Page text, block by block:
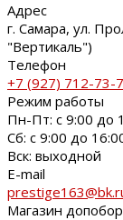
Адрес
г. Самара, ул.
"Вертикаль")
Телефон
+7 (927) 712-73-
Режим работы
Пн-Пт: с 9:00 до
Сб: с 9:00 до
Вск: выходной
E-mail
Магазин